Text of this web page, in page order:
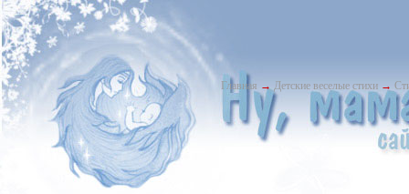
Главная → Детские веселые стихи →